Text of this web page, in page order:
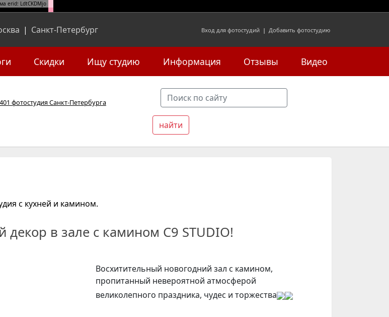
erid: LdtCKDMjo
| Санкт-Петербург Вход для фотостудий | Добавить фотостудию
Скидки Ищу студию Информация Отзывы Видео
401 фотостудия Санкт-Петербурга
с кухней и камином.
декор в зале с камином C9 STUDIO!
Восхитительный новогодний зал с камином,
пропитанный невероятной атмосферой
великолепного праздника, чудес и торжества